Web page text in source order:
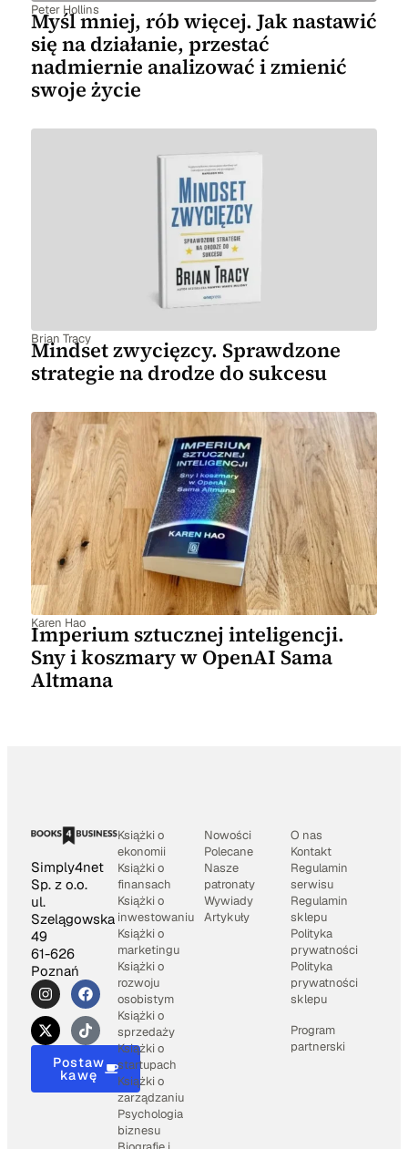
Peter Hollins
Myśl mniej, rób więcej. Jak nastawić
się na działanie, przestać
nadmiernie analizować i zmienić
swoje życie
Brian Tracy
Mindset zwycięzcy. Sprawdzone
strategie na drodze do sukcesu
Karen Hao
Imperium sztucznej inteligencji.
Sny i koszmary w OpenAI Sama
Altmana
Simply4net
Sp. z o.o.
ul.
Szelągowska
49
61-626
Poznań
Postaw
kawę
Książki o
ekonomii
Książki o
finansach
Książki o
inwestowaniu
Książki o
marketingu
Książki o
rozwoju
osobistym
Książki o
sprzedaży
Książki o
startupach
Książki o
zarządzaniu
Psychologia
biznesu
Nowości
Polecane
Nasze
patronaty
Wywiady
Artykuły
O nas
Kontakt
Regulamin
serwisu
Regulamin
sklepu
Polityka
prywatności
Polityka
prywatności
sklepu
Program
partnerski